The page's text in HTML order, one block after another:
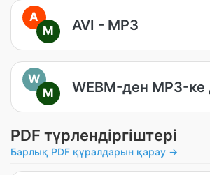
A
M
AVI - MP3
W
M
WEBM-ден MP3-ке
PDF түрлендіргіштері
Барлық PDF құралдарын қарау →